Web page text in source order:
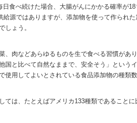
食べ続けた場合、大腸がんにかかる確率が
源ではありますが、添加物を使って作られ
しょう。
、肉などあらゆるものを生で食べる習慣があ
国と比べて自然なままで、安全そう」という
使用してよいとされている食品添加物の種類
ては、たとえばアメリカ133種類であること